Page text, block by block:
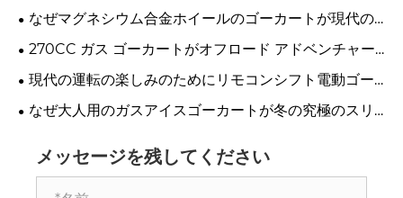
レンドになるのでしょうか?
なぜマグネシウム合金ホイールのゴーカートが現代の
レーサーにとって最初の選択肢になっているのでしょう
270CC ガス ゴーカートがオフロード アドベンチャー
にとって究極の選択肢である理由
現代の運転の楽しみのためにリモコンシフト電動ゴー
カートを選ぶ理由は何ですか?
なぜ大人用のガスアイスゴーカートが冬の究極のスリ
メッセージを残してください